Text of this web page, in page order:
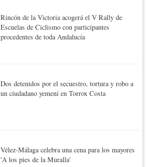
Rincón de la Victoria acogerá el V Rally de
Escuelas de Ciclismo con participantes
procedentes de toda Andalucía
Dos detenidos por el secuestro, tortura y robo a
un ciudadano yemení en Torrox Costa
Vélez-Málaga celebra una cena para los mayores
'A los pies de la Muralla'